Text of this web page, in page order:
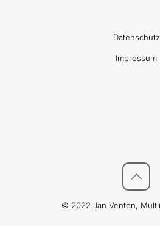
Datenschutz
Impressum
© 2022 Jan Venten,